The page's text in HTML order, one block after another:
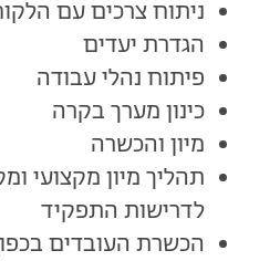
ניתוח צרכים עם
הגדרת יעדים
פיתוח נהלי עבודה
כינון מערך בקרה
מיון והכשרה
תהליך מיון מקצועי
לדרישות התפקיד
הכשרת העובדים